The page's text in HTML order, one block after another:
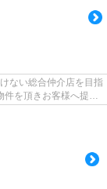
ない総合仲介店を目指
件を頂きお客様へ提供